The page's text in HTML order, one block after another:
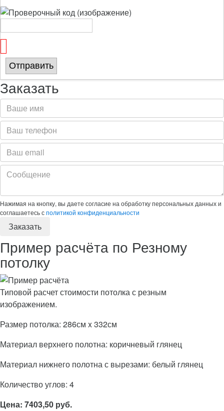
Отправить
Заказать
Нажимая на кнопку, вы даете согласие на обработку персональных данных и
соглашаетесь сполитикой конфиденциальности
Пример расчёта по Резному
потолку
Типовой расчет стоимости потолка с резным
изображением.
Размер потолка: 286см x 332см
Материал верхнего полотна: коричневый глянец
Материал нижнего полотна с вырезами: белый глянец
Количество углов: 4
Цена: 7403,50 руб.